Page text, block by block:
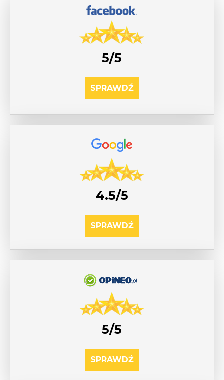
5/5
SPRAWDŹ
4.5/5
SPRAWDŹ
5/5
SPRAWDŹ